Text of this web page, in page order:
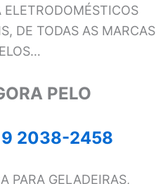
DE TODAS AS MARCAS
PELO
2038-2458
PARA GELADEIRAS,